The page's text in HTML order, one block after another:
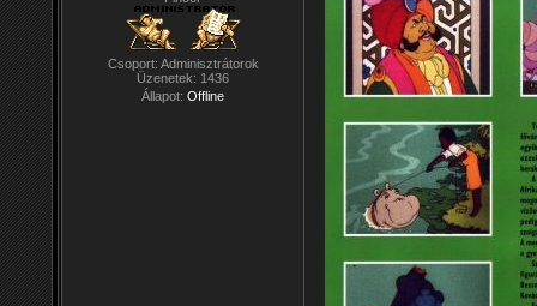
Csoport: Adminisztrátorok
Üzenetek: 1436
Állapot: Offline